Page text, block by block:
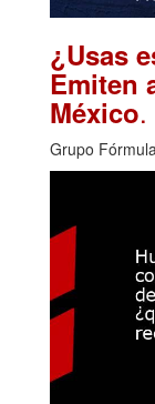
¿Usas
Emiten
México
Grupo